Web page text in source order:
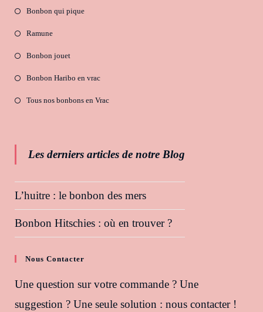
Bonbon qui pique
Ramune
Bonbon jouet
Bonbon Haribo en vrac
Tous nos bonbons en Vrac
Les derniers articles de notre Blog
L’huitre : le bonbon des mers
Bonbon Hitschies : où en trouver ?
Nous Contacter
Une question sur votre commande ? Une
suggestion ? Une seule solution : nous contacter !